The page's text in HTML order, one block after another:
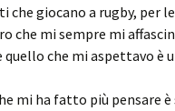
che giocano a rugby, per
che mi sempre mi
che mi aspettavo è
mi ha fatto più pensare